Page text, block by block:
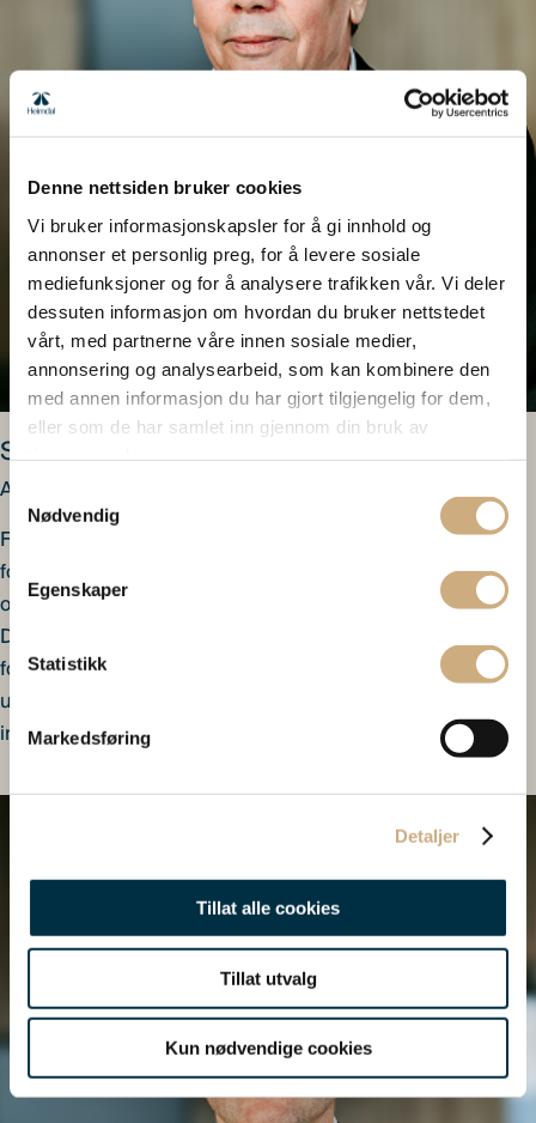
Denne nettsiden bruker cookies
Vi bruker informasjonskapsler for å gi innhold og
annonser et personlig preg, for å levere sosiale
mediefunksjoner og for å analysere trafikken vår. Vi deler
dessuten informasjon om hvordan du bruker nettstedet
vårt, med partnerne våre innen sosiale medier,
annonsering og analysearbeid, som kan kombinere den
med annen informasjon du har gjort tilgjengelig for dem,
eller som de har samlet inn gjennom din bruk av
Samtykkevalg
Nødvendig
Egenskaper
Statistikk
Markedsføring
Detaljer
Tillat alle cookies
Tillat utvalg
Kun nødvendige cookies
Sigurd Klev
Ansvarlig forvalter
Forvalter for Heimdal Utbytte med tidligere erfaring som
forvalter og investeringsdirektør i Landkreditt Forvaltning
og bakgrunn som finansjournalist i Finansavisen og
Dagens Næringsliv. Lang erfaring fra analyse og
forvaltning i aksjemarkedene, særlig innenfor
utbytteinvesteringer, og tydelig formidling av
investeringsstrategier.